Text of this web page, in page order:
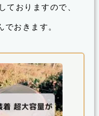
ておりますので、
おきます。